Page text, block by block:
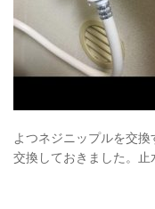
よつネジニップルを交
交換しておきました。止